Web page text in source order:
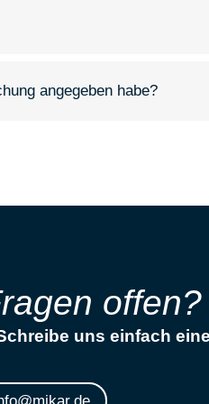
angegeben habe?
offen?
uns einfach